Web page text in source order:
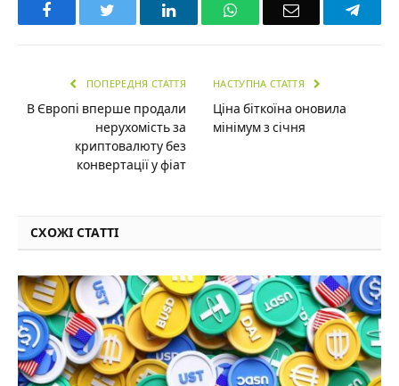
Facebook LinkedInWhatsAppEmail
ПОПЕРЕДНЯ СТАТТЯ
В Європі вперше продали
нерухомість за
криптовалюту без
конвертації у фіат
НАСТУПНА СТАТТЯ
Ціна біткоїна оновила
мінімум з січня
СХОЖІ СТАТТІ